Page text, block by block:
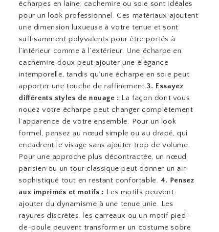
écharpes en laine, cachemire ou soie sont idéales
pour un look professionnel. Ces matériaux ajoutent
une dimension luxueuse à votre tenue et sont
suffisamment polyvalents pour être portés à
l’intérieur comme à l’extérieur. Une écharpe en
cachemire doux peut ajouter une élégance
intemporelle, tandis qu’une écharpe en soie peut
apporter une touche de raffinement.3. Essayez
différents styles de nouage : La façon dont vous
nouez votre écharpe peut changer complètement
l’apparence de votre ensemble. Pour un look
formel, pensez au nœud simple ou au drapé, qui
encadrent le visage sans ajouter trop de volume.
Pour une approche plus décontractée, un nœud
parisien ou un tour classique peut donner un air
sophistiqué tout en restant confortable. 4. Pensez
aux imprimés et motifs : Les motifs peuvent
ajouter du dynamisme à une tenue unie. Les
rayures discrètes, les carreaux ou un motif pied-
de-poule peuvent transformer un costume sobre